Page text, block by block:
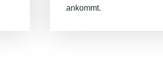
ankommt.